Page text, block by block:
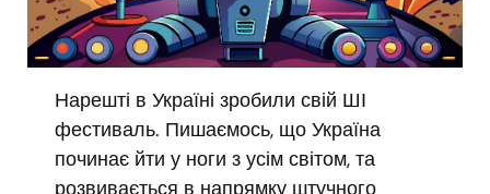
Нарешті в Україні зробили свій ШІ
фестиваль. Пишаємось, що Україна
починає йти у ноги з усім світом, та
розвивається в напрямку штучного